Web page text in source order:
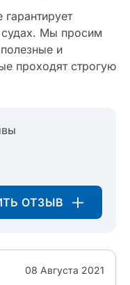
Мы просим
и
проходят строгую
ОТЗЫВ
08 Августа 2021